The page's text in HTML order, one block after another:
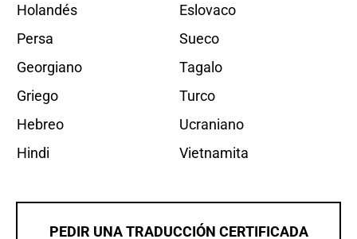
Holandés
Persa
Georgiano
Griego
Hebreo
Hindi
Eslovaco
Sueco
Tagalo
Turco
Ucraniano
Vietnamita
PEDIR UNA TRADUCCIÓN CERTIFICADA